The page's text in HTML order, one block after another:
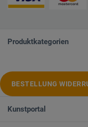
Produktkategorien
BESTELLUNG
Kunstportal